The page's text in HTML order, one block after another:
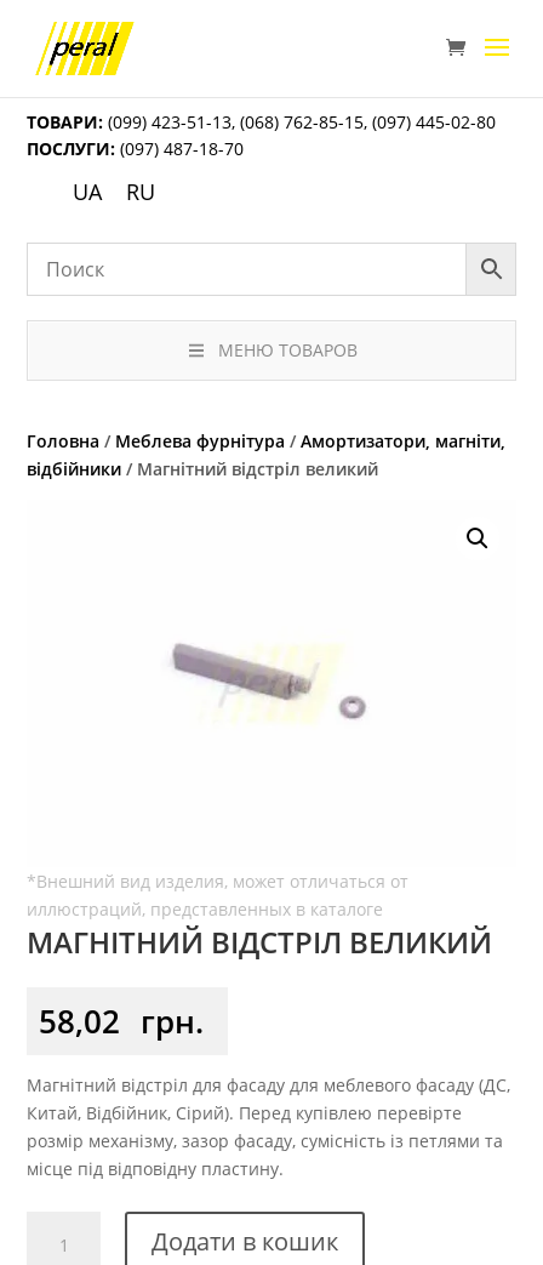
ТОВАРИ: (099) 423-51-13,(068) 762-85-15,(097) 445-02-80
ПОСЛУГИ: (097) 487-18-70
UA RU
МЕНЮ ТОВАРОВ
Головна / Меблева фурнітура /Амортизатори, магніти,
відбійники / Магнітний відстріл великий
МАГНІТНИЙ ВІДСТРІЛ ВЕЛИКИЙ
58,02 грн.
Магнітний відстріл для фасаду для меблевого фасаду (ДС,
Китай, Відбійник, Сірий). Перед купівлею перевірте
розмір механізму, зазор фасаду, сумісність із петлями та
місце під відповідну пластину.
відстріл
Додати в кошик